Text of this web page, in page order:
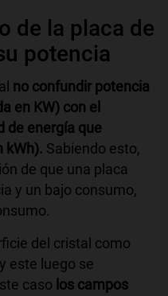
de la placa de
potencia
no confundir potencia
en KW) con el
de energía que
kWh). Sabiendo esto,
de que una placa
y un bajo consumo,
del cristal como
este luego se
caso los campos